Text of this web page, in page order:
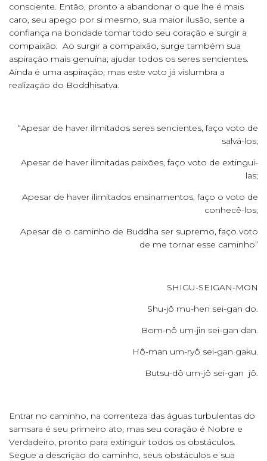
consciente. Então, pronto a abandonar o que lhe é mais
caro, seu apego por si mesmo, sua maior ilusão, sente a
confiança na bondade tomar todo seu coração e surgir a
compaixão. Ao surgir a compaixão, surge também sua
aspiração mais genuína; ajudar todos os seres sencientes.
Ainda é uma aspiração, mas este voto já vislumbra a
realização do Boddhisatva.
“Apesar de haver ilimitados seres sencientes, faço voto de
salvá-los;
Apesar de haver ilimitadas paixões, faço voto de extingui-
las;
Apesar de haver ilimitados ensinamentos, faço o voto de
conhecê-los;
Apesar de o caminho de Buddha ser supremo, faço voto
de me tornar esse caminho”
SHIGU-SEIGAN-MON
Shu-jô mu-hen sei-gan do.
Bom-nô um-jin sei-gan dan.
Hô-man um-ryô sei-gan gaku.
Butsu-dô um-jô sei-gan jô.
Entrar no caminho, na correnteza das águas turbulentas do
samsara é seu primeiro ato, mas seu coração é Nobre e
Verdadeiro, pronto para extinguir todos os obstáculos.
Segue a descrição do caminho, seus obstáculos e sua